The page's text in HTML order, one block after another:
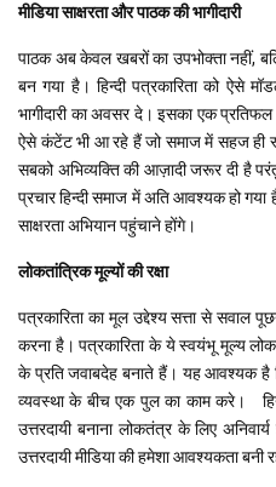
मीडिया साक्षरता और पाठक की भागीदारी
पाठक अब केवल खबरों का उपभोक्ता नहीं,
बन गया है। हिन्दी पत्रकारिता को ऐसे
भागीदारी का अवसर दे। इसका एक प्रतिफल
ऐसे कंटेंट भी आ रहे हैं जो समाज में सहज
सबको अभिव्यक्ति की आज़ादी जरूर दी है परंतु
प्रचार हिन्दी समाज में अति आवश्यक हो
साक्षरता अभियान पहुंचाने होंगे।
लोकतांत्रिक मूल्यों की रक्षा
पत्रकारिता का मूल उद्देश्य सत्ता से सवाल
करना है। पत्रकारिता के ये स्वयंभू मूल्य
के प्रति जवाबदेह बनाते हैं। यह आवश्यक है
व्यवस्था के बीच एक पुल का काम करे।
उत्तरदायी बनाना लोकतंत्र के लिए
उत्तरदायी मीडिया की हमेशा आवश्यकता बनी